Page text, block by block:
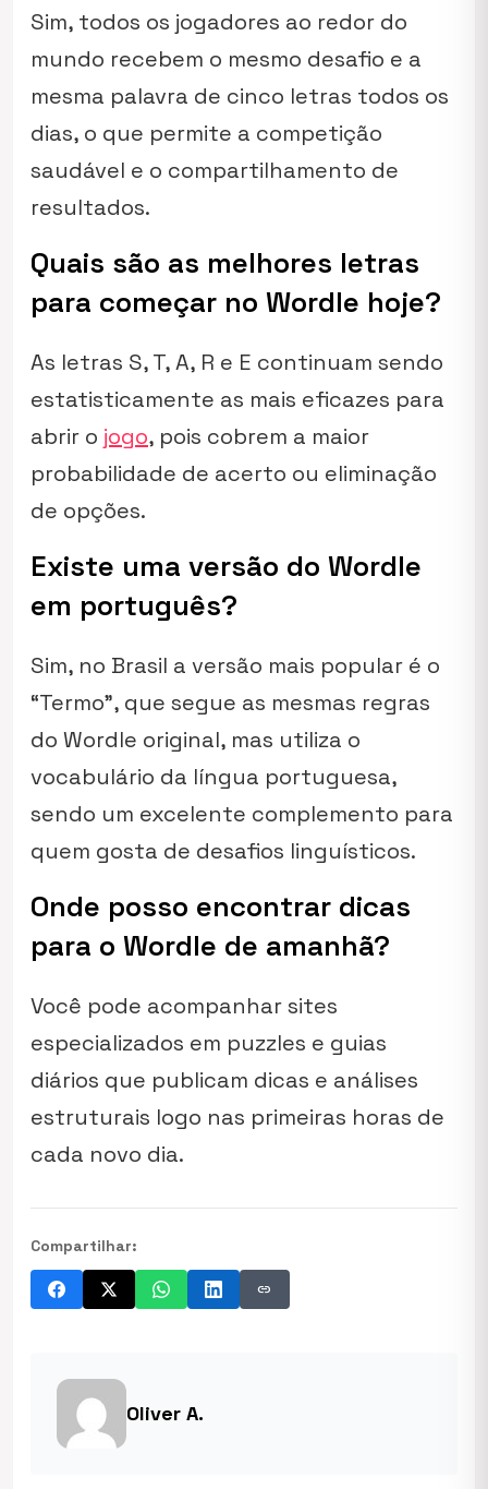
Sim, todos os jogadores ao redor do
mundo recebem o mesmo desafio e a
mesma palavra de cinco letras todos os
dias, o que permite a competição
saudável e o compartilhamento de
resultados.
Quais são as melhores letras
para começar no Wordle hoje?
As letras S, T, A, R e E continuam sendo
estatisticamente as mais eficazes para
abrir o jogo, pois cobrem a maior
probabilidade de acerto ou eliminação
de opções.
Existe uma versão do Wordle
em português?
Sim, no Brasil a versão mais popular é o
“Termo”, que segue as mesmas regras
do Wordle original, mas utiliza o
vocabulário da língua portuguesa,
sendo um excelente complemento para
quem gosta de desafios linguísticos.
Onde posso encontrar dicas
para o Wordle de amanhã?
Você pode acompanhar sites
especializados em puzzles e guias
diários que publicam dicas e análises
estruturais logo nas primeiras horas de
cada novo dia.
Compartilhar:
link
Oliver A.